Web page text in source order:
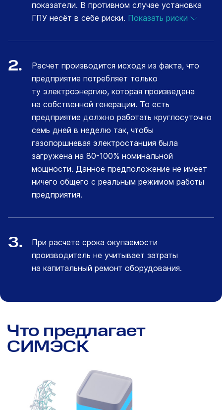
показатели. В противном случае установка
ГПУ несёт в себе риски. Показать риски
2.
Расчет производится исходя из факта, что
предприятие потребляет только
ту электроэнергию, которая произведена
на собственной генерации. То есть
предприятие должно работать круглосуточно
семь дней в неделю так, чтобы
газопоршневая электростанция была
загружена на 80-100% номинальной
мощности. Данное предположение не имеет
ничего общего с реальным режимом работы
предприятия.
3.
При расчете срока окупаемости
производитель не учитывает затраты
на капитальный ремонт оборудования.
Что предлагает
СИМЭСК